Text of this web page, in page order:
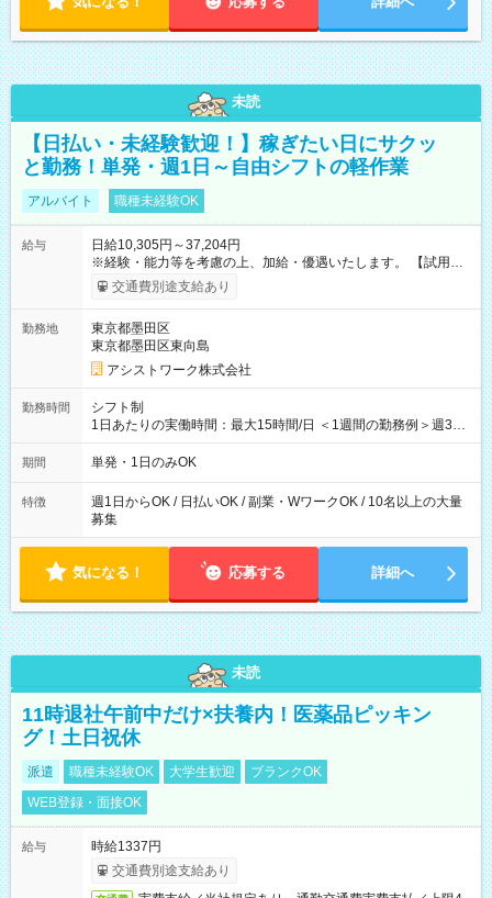
未読
【日払い・未経験歓迎！】稼ぎたい日にサクッ
と勤務！単発・週1日～自由シフトの軽作業
アルバイト 職種未経験OK
給与
日給10,305円～37,204円
※経験・能力等を考慮の上、加給・優遇いたします。 【試用期
間】試用期間なし
交通費別途支給あり
勤務地
東京都墨田区
東京都墨田区東向島
アシストワーク株式会社
勤務時間
シフト制
1日あたりの実働時間：最大15時間/日 ＜1週間の勤務例＞週3回
勤務 勤務：月・水・金 休み：火・木・土・日 好きな時にお仕事
可能です！ ※1日あたりの最大実働時間は日勤、夜勤共に勤務し
期間 単発・1日のみOK
特徴
週1日からOK / 日払いOK / 副業・WワークOK / 10名以上の大量
募集
気になる！ 応募する 詳細へ
未読
11時退社午前中だけ×扶養内！医薬品ピッキン
グ！土日祝休
派遣 職種未経験OK 大学生歓迎
ブランクOK
WEB登録・面接OK
給与
時給1337円
交通費別途支給あり